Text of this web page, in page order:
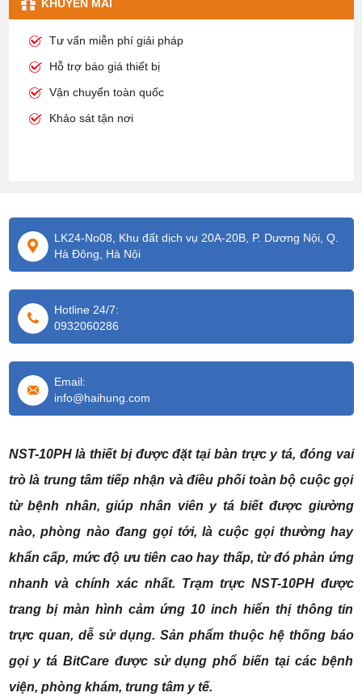
KHUYỄN MÃI
Tư vấn miễn phí giải pháp
Hỗ trợ báo giá thiết bị
Vận chuyển toàn quốc
Khảo sát tận nơi
LK24-No08, Khu đất dịch vụ 20A-20B, P. Dương Nội, Q.
Hà Đông, Hà Nội
Hotline 24/7:
0932060286
Email:
info@haihung.com
NST-10PH là thiết bị được đặt tại bàn trực y tá, đóng vai
trò là trung tâm tiếp nhận và điều phối toàn bộ cuộc gọi
từ bệnh nhân, giúp nhân viên y tá biết được giường
nào, phòng nào đang gọi tới, là cuộc gọi thường hay
khẩn cấp, mức độ ưu tiên cao hay thấp, từ đó phản ứng
nhanh và chính xác nhất. Trạm trực NST-10PH được
trang bị màn hình cảm ứng 10 inch hiển thị thông tin
trực quan, dễ sử dụng. Sản phẩm thuộc hệ thống báo
gọi y tá BitCare được sử dụng phổ biến tại các bệnh
viện, phòng khám, trung tâm y tế.